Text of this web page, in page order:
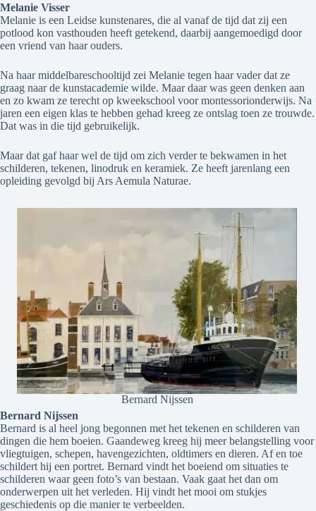
Melanie Visser
Melanie is een Leidse kunstenares, die al vanaf de tijd dat zij een
potlood kon vasthouden heeft getekend, daarbij aangemoedigd door
een vriend van haar ouders.
Na haar middelbareschooltijd zei Melanie tegen haar vader dat ze
graag naar de kunstacademie wilde. Maar daar was geen denken aan
en zo kwam ze terecht op kweekschool voor montessorionderwijs. Na
jaren een eigen klas te hebben gehad kreeg ze ontslag toen ze trouwde.
Dat was in die tijd gebruikelijk.
Maar dat gaf haar wel de tijd om zich verder te bekwamen in het
schilderen, tekenen, linodruk en keramiek. Ze heeft jarenlang een
opleiding gevolgd bij Ars Aemula Naturae.
Bernard Nijssen
Bernard Nijssen
Bernard is al heel jong begonnen met het tekenen en schilderen van
dingen die hem boeien. Gaandeweg kreeg hij meer belangstelling voor
vliegtuigen, schepen, havengezichten, oldtimers en dieren. Af en toe
schildert hij een portret. Bernard vindt het boeiend om situaties te
schilderen waar geen foto’s van bestaan. Vaak gaat het dan om
onderwerpen uit het verleden. Hij vindt het mooi om stukjes
geschiedenis op die manier te verbeelden.